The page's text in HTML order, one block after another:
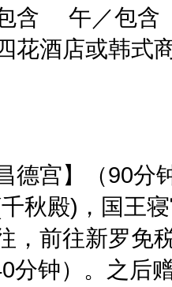
含 午／包
花酒店或韩式
德宫】（90
秋殿)，国王
，前往新罗免
分钟）。之后